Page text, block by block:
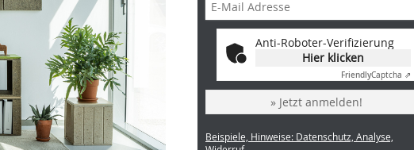
Anti-Roboter-Verifizierung
Hier klicken
FriendlyCaptcha ⇗
» Jetzt anmelden!
Beispiele, Hinweise: Datenschutz, Analyse,